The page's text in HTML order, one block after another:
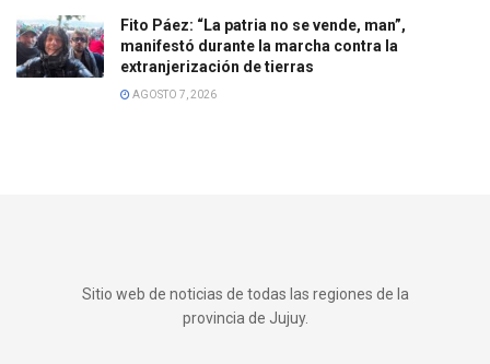
Fito Páez: “La patria no se vende, man”,
manifestó durante la marcha contra la
extranjerización de tierras
AGOSTO 7, 2026
Sitio web de noticias de todas las regiones de la
provincia de Jujuy.